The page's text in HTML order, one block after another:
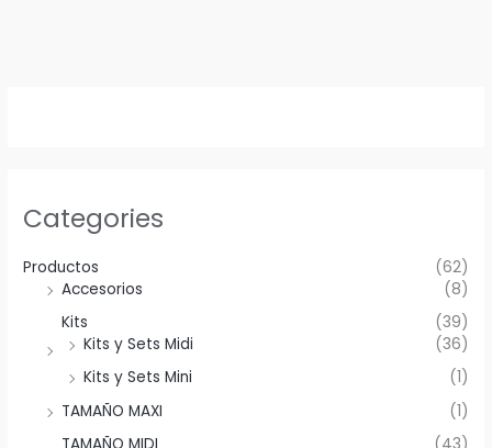
Categories
Productos
(62)
Accesorios
(8)
Kits
(39)
Kits y Sets Midi
(36)
Kits y Sets Mini
(1)
TAMAÑO MAXI
(1)